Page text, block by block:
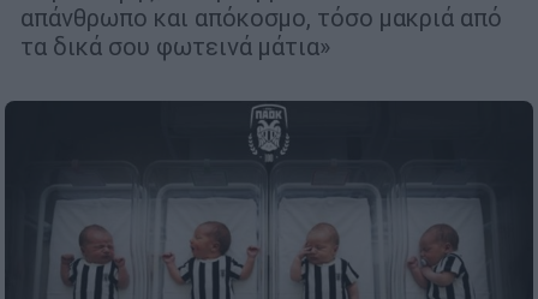
απάνθρωπο και απόκοσμο, τόσο μακριά από
τα δικά σου φωτεινά μάτια»